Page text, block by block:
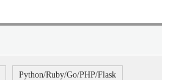
Python/Ruby/Go/PHP/Flask